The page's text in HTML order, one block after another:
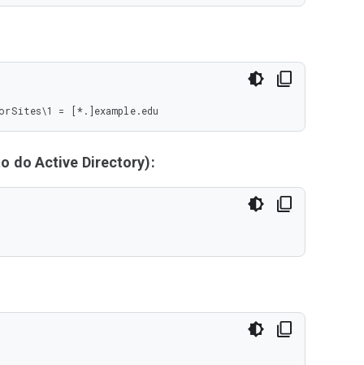
= [*.]example.edu
do Active Directory):